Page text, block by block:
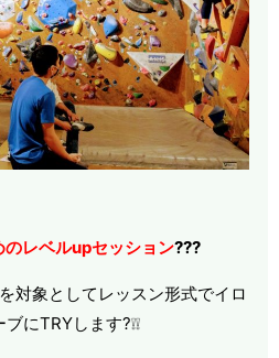
のレベルupセッション???
対象としてレッスン形式でイロ
にTRYします?❕❕